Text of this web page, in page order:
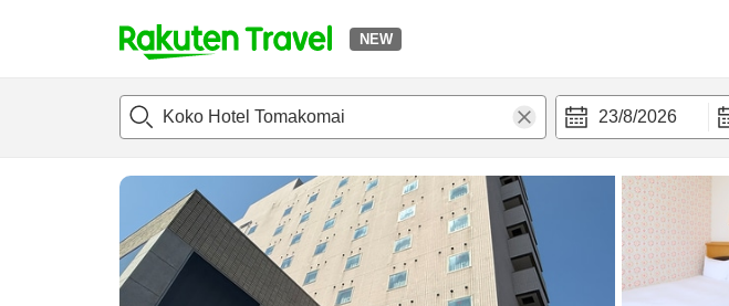
NEW
t
p
a
_
s
e
23/8/2026
แนะนำที่พักห้องพักและแพลนพักรีวิว สิ่่งอำนวยความสะดวก